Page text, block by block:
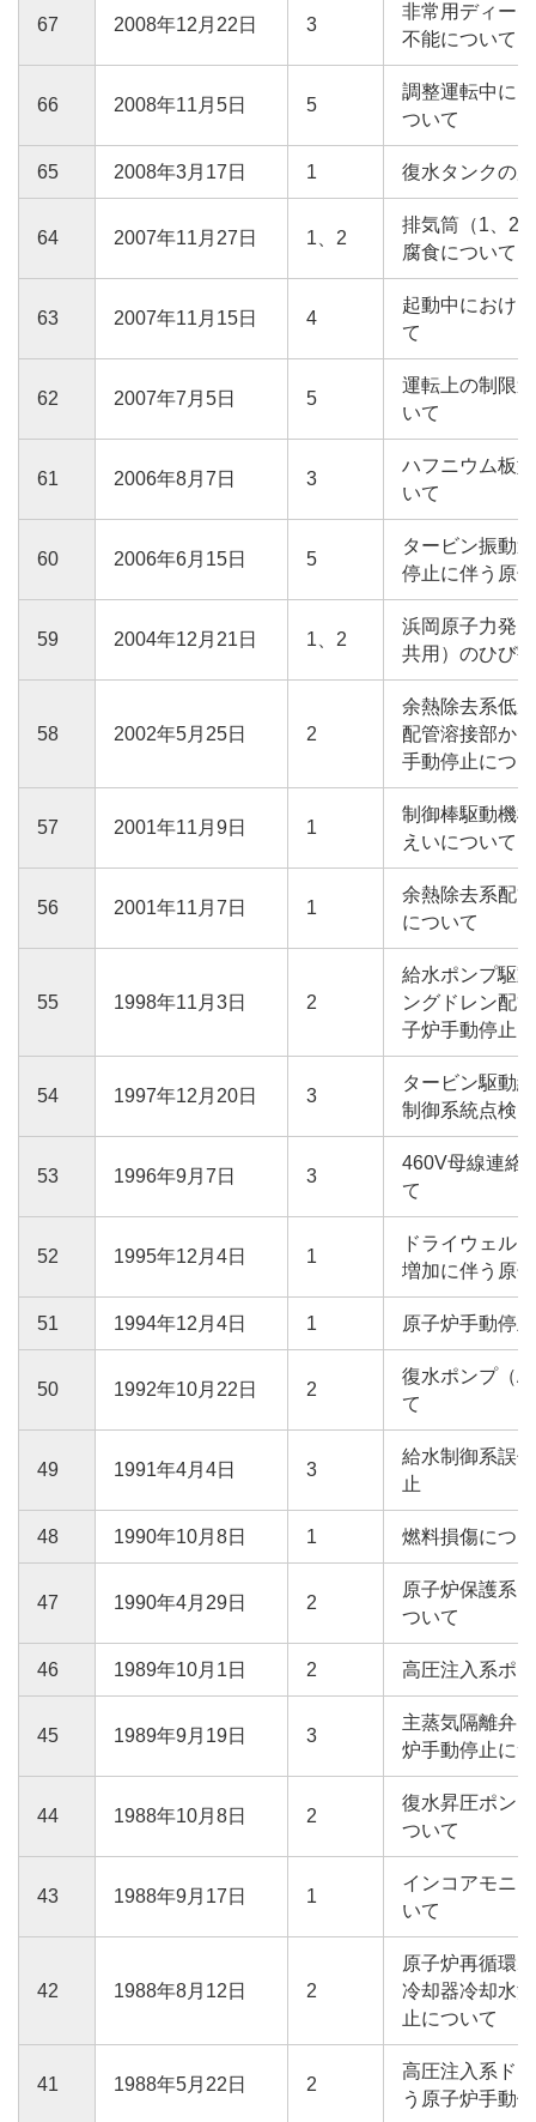
67 2008年12月22日 3
非常用ディー
不能について
66 2008年11月5日 5
調整運転中に
ついて
65 2008年3月17日 1 復水タンクの
64 2007年11月27日 1、2
排気筒（1、2
腐食について
63 2007年11月15日 4
起動中におけ
て
62 2007年7月5日 5
運転上の制限
いて
61 2006年8月7日 3
ハフニウム板
いて
60 2006年6月15日 5
タービン振動
停止に伴う原
59 2004年12月21日 1、2
浜岡原子力発
共用）のひび
58 2002年5月25日 2
余熱除去系低
配管溶接部か
手動停止につ
57 2001年11月9日 1
制御棒駆動機
えいについて
56 2001年11月7日 1
余熱除去系配
について
55 1998年11月3日 2
給水ポンプ駆
ングドレン配
子炉手動停止
54 1997年12月20日 3
タービン駆動
制御系統点検
53 1996年9月7日 3
460V母線連絡
て
52 1995年12月4日 1
ドライウェル
増加に伴う原
51 1994年12月4日 1 原子炉手動停
50 1992年10月22日 2
復水ポンプ（A
て
49 1991年4月4日 3
給水制御系誤
止
48 1990年10月8日 1 燃料損傷につ
47 1990年4月29日 2
原子炉保護系
ついて
46 1989年10月1日 2 高圧注入系ポ
45 1989年9月19日 3
主蒸気隔離弁
炉手動停止に
44 1988年10月8日 2
復水昇圧ポン
ついて
43 1988年9月17日 1
インコアモニ
いて
42 1988年8月12日 2
原子炉再循環
冷却器冷却水
止について
41 1988年5月22日 2
高圧注入系ド
う原子炉手動